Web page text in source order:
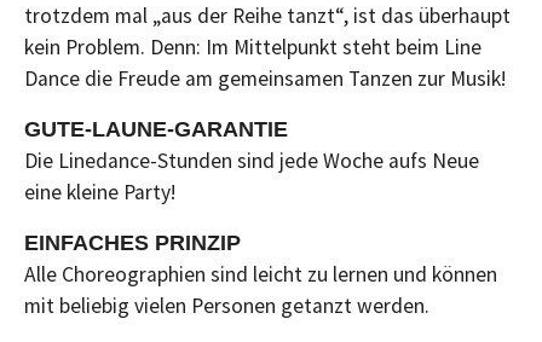
trotzdem mal „aus der Reihe tanzt“, ist das überhaupt
kein Problem. Denn: Im Mittelpunkt steht beim Line
Dance die Freude am gemeinsamen Tanzen zur Musik!
GUTE-LAUNE-GARANTIE
Die Linedance-Stunden sind jede Woche aufs Neue
eine kleine Party!
EINFACHES PRINZIP
Alle Choreographien sind leicht zu lernen und können
mit beliebig vielen Personen getanzt werden.